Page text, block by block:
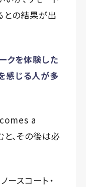
との結果が出
クを体験した
感じる人が多
a
と、その後は必
ースコート・